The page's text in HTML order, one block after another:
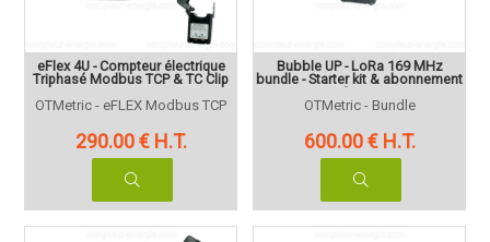
eFlex 4U - Compteur électrique
Triphasé Modbus TCP & TC Clip
OTMetric - eFLEX Modbus TCP
290.00 € H.T.
Bubble UP - LoRa 169 MHz
bundle - Starter kit & abonnement
3 ans
OTMetric - Bundle
600.00 € H.T.